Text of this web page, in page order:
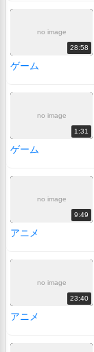
no image
28:58
ゲーム
no image
1:31
ゲーム
no image
9:49
アニメ
no image
23:40
アニメ